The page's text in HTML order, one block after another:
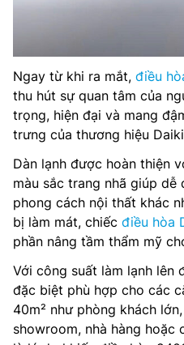
Ngay từ khi ra mắt, điều
thu hút sự quan tâm của
trọng, hiện đại và mang
trưng của thương hiệu
Dàn lạnh được hoàn thiện
màu sắc trang nhã giúp dễ
phong cách nội thất khác
bị làm mát, chiếc điều hòa
phần nâng tầm thẩm mỹ
Với công suất làm lạnh lên
đặc biệt phù hợp cho các
40m² như phòng khách
showroom, nhà hàng hoặc